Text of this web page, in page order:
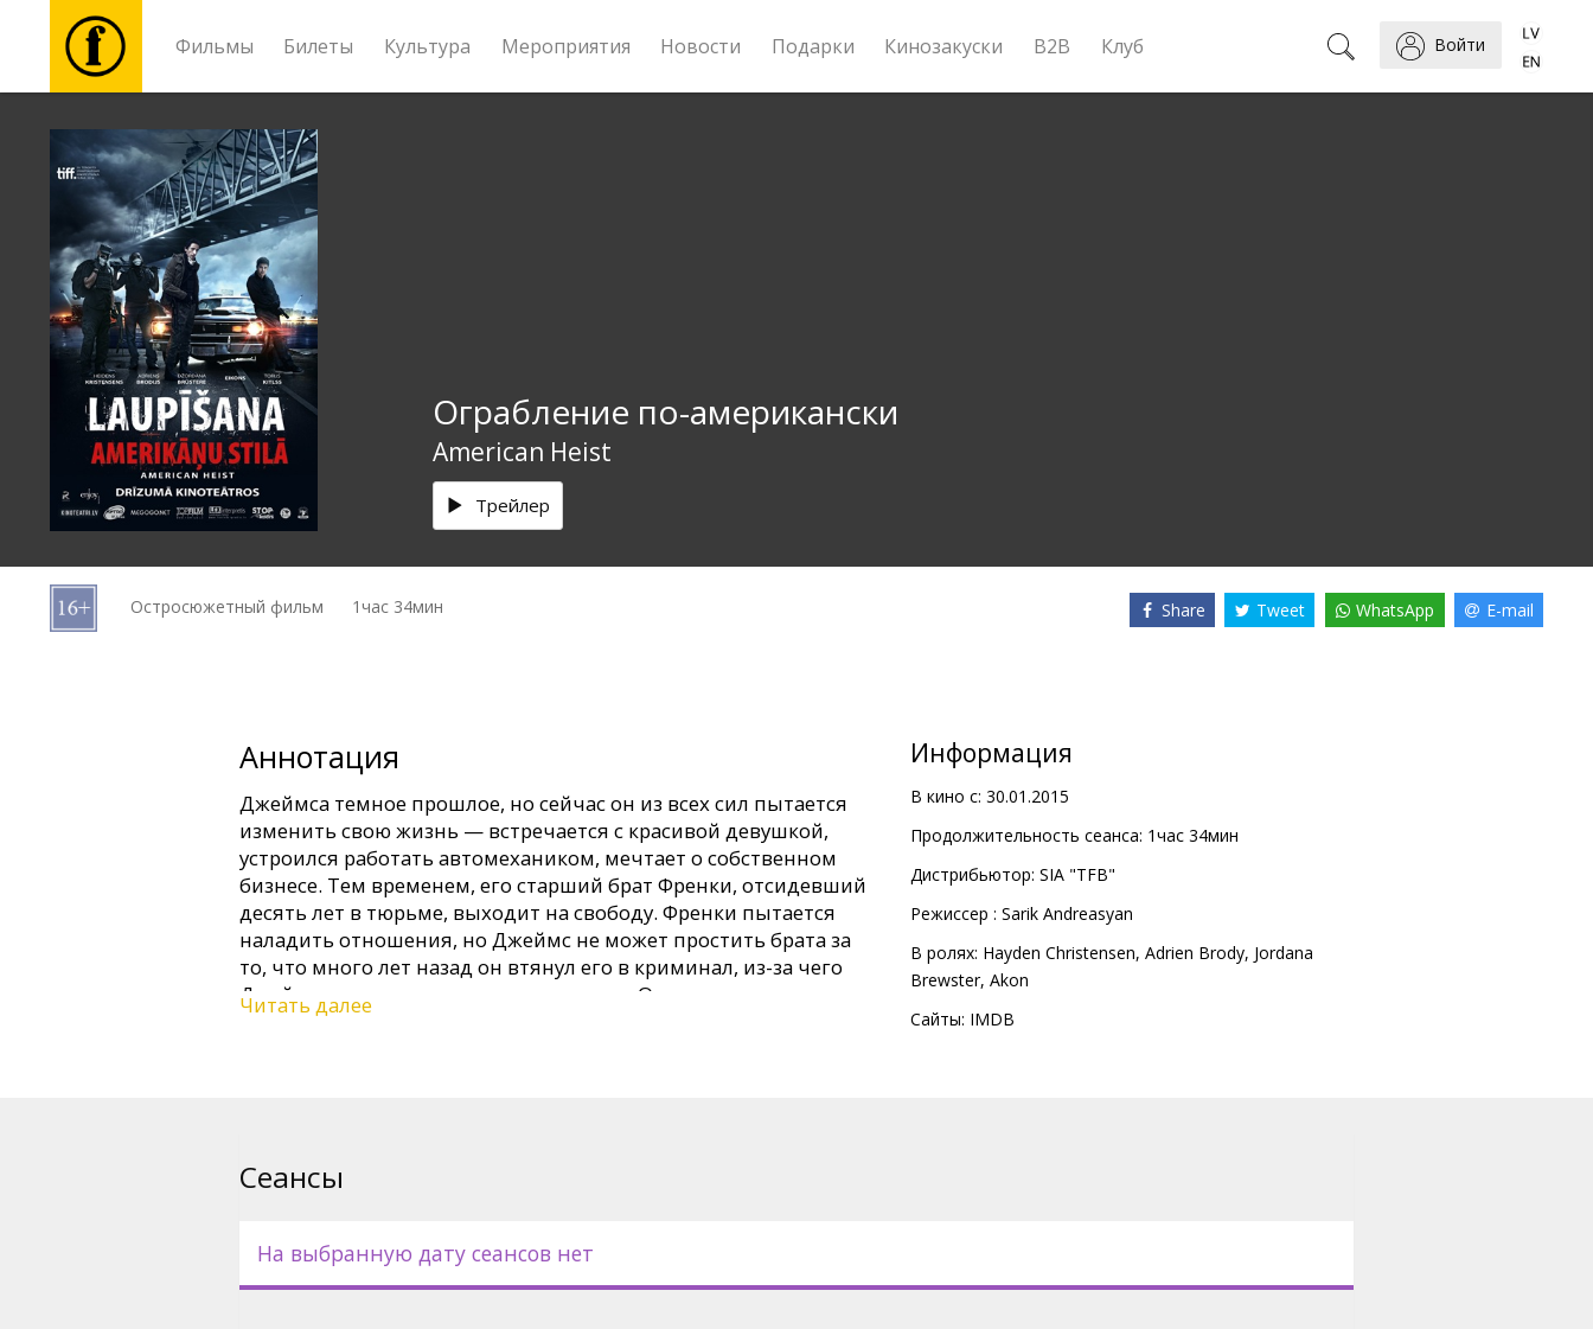
Фильмы Билеты Культура Мероприятия Новости Подарки Кинозакуски B2B Клуб Войти
Фильмы
Билеты
Культура
Мероприятия
Новости
Подарки
B2B
Ограбление по-американски
American Heist
Трейлер
Остросюжетный фильм 1час 34мин Share Tweet WhatsApp E-mail
Аннотация
Джеймса темное прошлое, но сейчас он из всех сил пытается
изменить свою жизнь — встречается с красивой девушкой,
устроился работать автомехаником, мечтает о собственном
бизнесе. Тем временем, его старший брат Френки, отсидевший
десять лет в тюрьме, выходит на свободу. Френки пытается
наладить отношения, но Джеймс не может простить брата за
то, что много лет назад он втянул его в криминал, из-за чего
Джеймс отсидел шестнадцать месяцев. Однако попытки
Джеймса начать новую жизнь не складываются.
Читать далее
Информация
В кино с: 30.01.2015
Продолжительность сеанса: 1час 34мин
Дистрибьютор: SIA "TFB"
Pежиссер : Sarik Andreasyan
В ролях: Hayden Christensen, Adrien Brody, Jordana
Brewster, Akon
Сайты: IMDB
Сеансы
На выбранную дату сеансов нет